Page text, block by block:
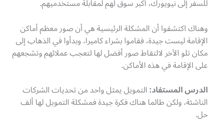
للسفر إلى نيويورك، أكبر سوق لهم لمقابلة مستخدميهم.
وهناك اكتشفوا أن المشكلة الرئيسية هي أن صور معظم أماكن
الإقامة ليست جيدة، فقاموا بشراء كاميرا، وبدأوا في الذهاب إلى
مكان تلو الآخر لالتقاط صور أفضل لها لتعجب عملائهم وتشجعهم
على الإقامة في هذه الأماكن.
الدرس المستفاد:التمويل يمثل واحد من تحديات الشركات
الناشئة، ولكن طالما هناك فكرة جيدة فمشكلة التمويل لها ألف
حل.